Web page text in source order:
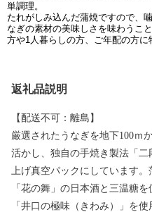
単調理。
たれがしみ込んだ蒲焼ですので、
なぎの素材の美味しさを味わうこ
方や1人暮らしの方、ご年配の方に
返礼品説明
【配送不可：離島】
厳選されたうなぎを地下100ｍ
活かし、独自の手焼き製法「
上げ真空パックにしています
「花の舞」の日本酒と三温糖
「井口の極味（きわみ）」を